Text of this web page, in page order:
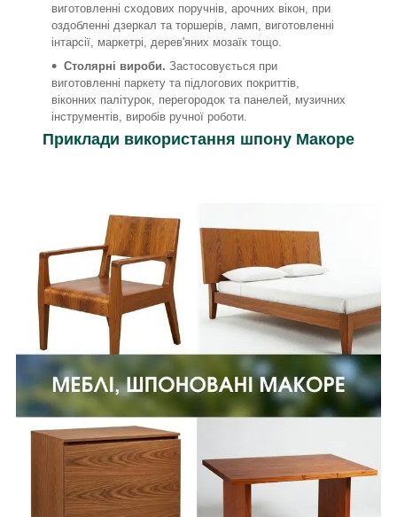
виготовленні сходових поручнів, арочних вікон, при
оздобленні дзеркал та торшерів, ламп, виготовленні
інтарсії, маркетрі, дерев'яних мозаїк тощо.
Столярні вироби. Застосовується при
виготовленні паркету та підлогових покриттів,
віконних палітурок, перегородок та панелей, музичних
інструментів, виробів ручної роботи.
Приклади використання шпону Макоре